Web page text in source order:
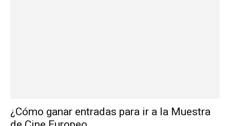
¿Cómo ganar entradas para ir a la Muestra